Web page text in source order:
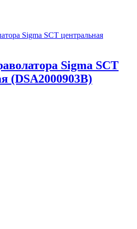
Sigma SCT
(DSA2000903B)